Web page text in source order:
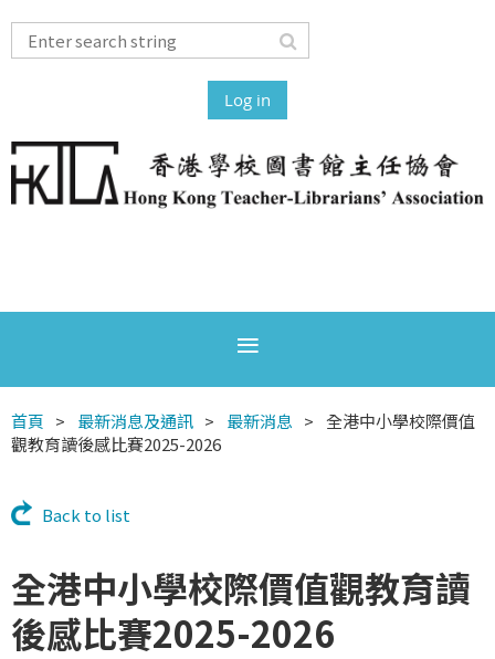
Log in
首頁 最新消息及通訊 最新消息
全港中小學校際價值
觀教育讀後感比賽2025-2026
Back to list
全港中小學校際價值觀教育讀
後感比賽2025-2026